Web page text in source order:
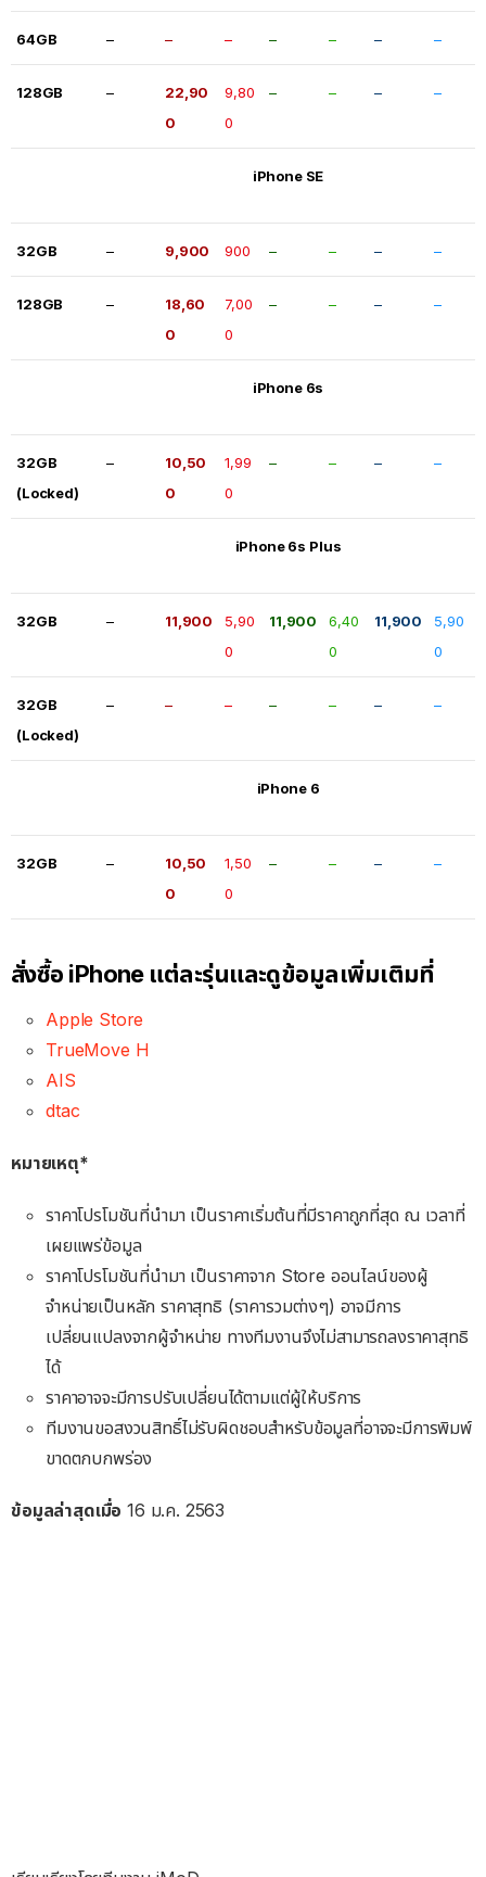
64GB – – – – – – –
128GB –
22,90
0
9,80
0
– – – –
iPhone SE
32GB – 9,900 900 – – – –
128GB –
18,60
0
7,00
0
– – – –
iPhone 6s
32GB
(Locked)
–
10,50
0
1,99
0
– – – –
iPhone 6s Plus
32GB – 11,900
5,90
0
11,900
6,40
0
11,900
5,90
0
32GB
(Locked)
– – – – – – –
iPhone 6
32GB –
10,50
0
1,50
0
– – – –
สั่งซื้อ iPhone แต่ละรุ่นและดูข้อมูลเพิ่มเติมที่
Apple Store
TrueMove H
AIS
dtac
หมายเหตุ*
ราคาโปรโมชันที่นำมา เป็นราคาเริ่มต้นที่มีราคาถูกที่สุด ณ เวลาที่
เผยแพร่ข้อมูล
ราคาโปรโมชันที่นำมา เป็นราคาจาก Store ออนไลน์ของผู้
จำหน่ายเป็นหลัก ราคาสุทธิ (ราคารวมต่างๆ) อาจมีการ
เปลี่ยนแปลงจากผู้จำหน่าย ทางทีมงานจึงไม่สามารถลงราคาสุทธิ
ได้
ราคาอาจจะมีการปรับเปลี่ยนได้ตามแต่ผู้ให้บริการ
ทีมงานขอสงวนสิทธิ์ไม่รับผิดชอบสำหรับข้อมูลที่อาจจะมีการพิมพ์
ขาดตกบกพร่อง
ข้อมูลล่าสุดเมื่อ 16 ม.ค. 2563